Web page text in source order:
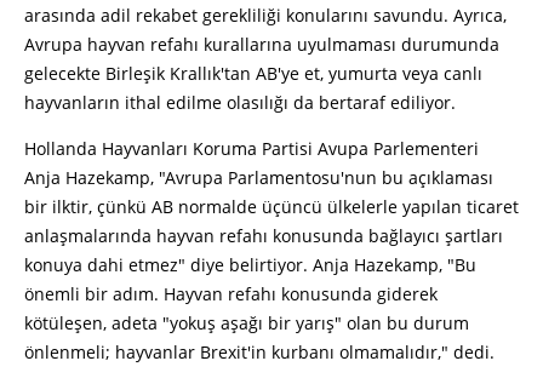
arasında adil rekabet gerekliliği konularını savundu. Ayrıca,
Avrupa hayvan refahı kurallarına uyulmaması durumunda
gelecekte Birleşik Krallık'tan AB'ye et, yumurta veya canlı
hayvanların ithal edilme olasılığı da bertaraf ediliyor.
Hollanda Hayvanları Koruma Partisi Avupa Parlementeri
Anja Hazekamp, ​​"Avrupa Parlamentosu'nun bu açıklaması
bir ilktir, çünkü AB normalde üçüncü ülkelerle yapılan ticaret
anlaşmalarında hayvan refahı konusunda bağlayıcı şartları
konuya dahi etmez" diye belirtiyor. Anja Hazekamp, ​​"Bu
önemli bir adım. Hayvan refahı konusunda giderek
kötüleşen, adeta "yokuş aşağı bir yarış" olan bu durum
önlenmeli; hayvanlar Brexit'in kurbanı olmamalıdır," dedi.